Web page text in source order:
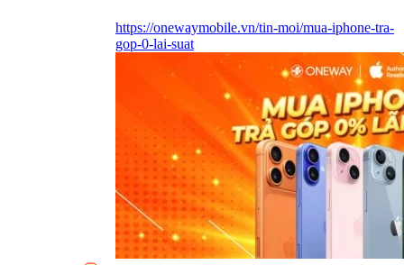
https://onewaymobile.vn/tin-moi/mua-iphone-tra-
gop-0-lai-suat